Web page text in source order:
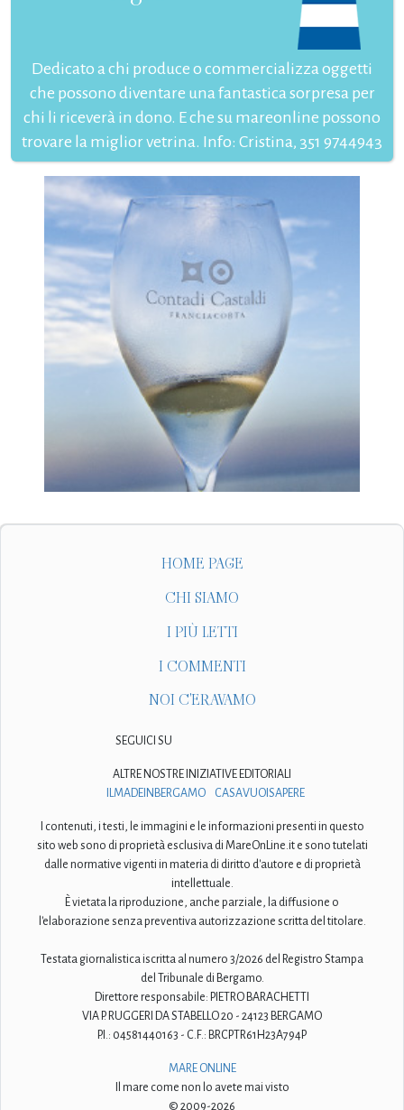
Dedicato a chi produce o commercializza oggetti
che possono diventare una fantastica sorpresa per
chi li riceverà in dono. E che su mareonline possono
trovare la miglior vetrina. Info: Cristina, 351 9744943
HOME PAGE
CHI SIAMO
I PIÙ LETTI
I COMMENTI
NOI C'ERAVAMO
SEGUICI SU
ALTRE NOSTRE INIZIATIVE EDITORIALI
ILMADEINBERGAMO
CASAVUOISAPERE
I contenuti, i testi, le immagini e le informazioni presenti in questo
sito web sono di proprietà esclusiva di MareOnLine.it e sono tutelati
dalle normative vigenti in materia di diritto d'autore e di proprietà
intellettuale.
È vietata la riproduzione, anche parziale, la diffusione o
l'elaborazione senza preventiva autorizzazione scritta del titolare.
Testata giornalistica iscritta al numero 3/2026 del Registro Stampa
del Tribunale di Bergamo.
Direttore responsabile: PIETRO BARACHETTI
VIA P. RUGGERI DA STABELLO 20 - 24123 BERGAMO
P.I.: 04581440163 - C.F.: BRCPTR61H23A794P
MARE ONLINE
Il mare come non lo avete mai visto
© 2009-2026